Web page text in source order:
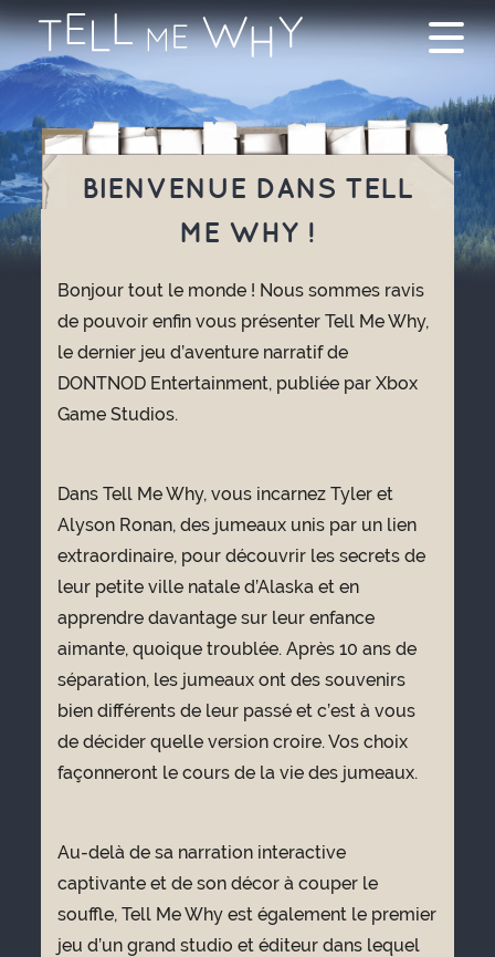
BIENVENUE DANS TELL
ME WHY !
Bonjour tout le monde ! Nous sommes ravis
de pouvoir enfin vous présenter Tell Me Why,
le dernier jeu d’aventure narratif de
DONTNOD Entertainment, publiée par Xbox
Game Studios.
Dans Tell Me Why, vous incarnez Tyler et
Alyson Ronan, des jumeaux unis par un lien
extraordinaire, pour découvrir les secrets de
leur petite ville natale d’Alaska et en
apprendre davantage sur leur enfance
aimante, quoique troublée. Après 10 ans de
séparation, les jumeaux ont des souvenirs
bien différents de leur passé et c’est à vous
de décider quelle version croire. Vos choix
façonneront le cours de la vie des jumeaux.
Au-delà de sa narration interactive
captivante et de son décor à couper le
souffle, Tell Me Why est également le premier
jeu d’un grand studio et éditeur dans lequel